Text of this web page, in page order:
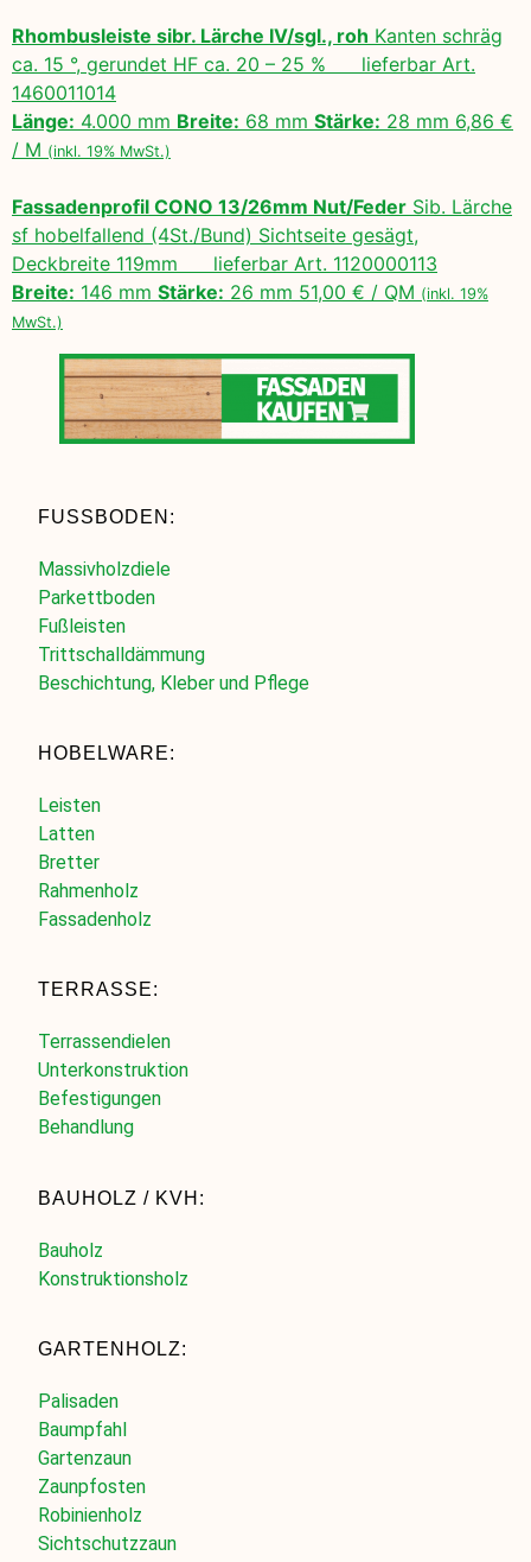
Rhombusleiste sibr. Lärche IV/sgl., roh Kanten schräg
ca. 15 °, gerundet HF ca. 20 – 25 % lieferbar Art.
1460011014
Länge: 4.000 mm Breite: 68 mm Stärke: 28 mm 6,86 €
/ M (inkl. 19% MwSt.)
Fassadenprofil CONO 13/26mm Nut/Feder Sib. Lärche
sf hobelfallend (4St./Bund) Sichtseite gesägt,
Deckbreite 119mm lieferbar Art. 1120000113
Breite: 146 mm Stärke: 26 mm 51,00 € / QM (inkl. 19%
MwSt.)
FUSSBODEN:
Massivholzdiele
Parkettboden
Fußleisten
Trittschalldämmung
Beschichtung, Kleber und Pflege
HOBELWARE:
Leisten
Latten
Bretter
Rahmenholz
Fassadenholz
TERRASSE:
Terrassendielen
Unterkonstruktion
Befestigungen
Behandlung
BAUHOLZ / KVH:
Bauholz
Konstruktionsholz
GARTENHOLZ:
Palisaden
Baumpfahl
Gartenzaun
Zaunpfosten
Robinienholz
Sichtschutzzaun